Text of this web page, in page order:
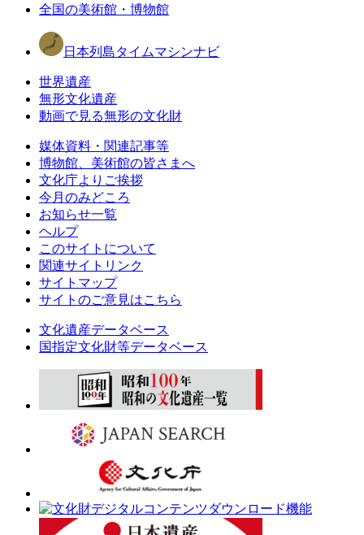
全国の美術館・博物館
日本列島タイムマシンナビ
世界遺産
無形文化遺産
動画で見る無形の文化財
媒体資料・関連記事等
博物館、美術館の皆さまへ
文化庁よりご挨拶
今月のみどころ
お知らせ一覧
ヘルプ
このサイトについて
関連サイトリンク
サイトマップ
サイトのご意見はこちら
文化遺産データベース
国指定文化財等データベース